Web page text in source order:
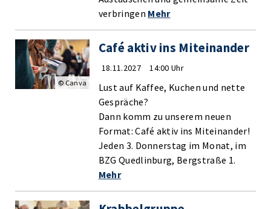
verbringen Mehr
Café aktiv ins Miteinander
18.11.2027 14:00 Uhr
Lust auf Kaffee, Kuchen und nette
Gespräche?
Dann komm zu unserem neuen
Format: Café aktiv ins Miteinander!
Jeden 3. Donnerstag im Monat, im
BZG Quedlinburg, Bergstraße 1.
Mehr
© Canva